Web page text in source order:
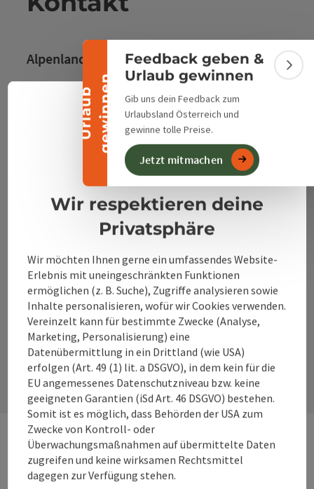
U
r
l
a
u
b
g
e
w
i
n
n
en
Banner einklappen
Feedback geben &
Urlaub gewinnen
Gib uns dein Feedback zum
Urlaubsland Österreich und
gewinne tolle Preise.
Jetzt mitmachen
Alpenland Tourismus GmbH
Bahnhofstraße 2
4580 Windischgarsten
+43 50 360 360 360
info@360alpenland.com
InstagramFacebookYouTube
Kontaktformular
Webseiten
Datenschutzerklärung
Impressum
Wir respektieren deine
Privatsphäre
Wir möchten Ihnen gerne ein umfassendes Website-
Erlebnis mit uneingeschränkten Funktionen
ermöglichen (z. B. Suche), Zugriffe analysieren sowie
Inhalte personalisieren, wofür wir Cookies verwenden.
Vereinzelt kann für bestimmte Zwecke (Analyse,
Marketing, Personalisierung) eine
Datenübermittlung in ein Drittland (wie USA)
erfolgen (Art. 49 (1) lit. a DSGVO), in dem kein für die
EU angemessenes Datenschutzniveau bzw. keine
geeigneten Garantien (iSd Art. 46 DSGVO) bestehen.
Somit ist es möglich, dass Behörden der USA zum
Zwecke von Kontroll- oder
Überwachungsmaßnahmen auf übermittelte Daten
zugreifen und keine wirksamen Rechtsmittel
dagegen zur Verfügung stehen.